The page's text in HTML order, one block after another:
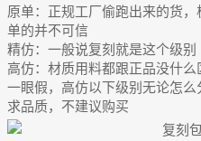
原单：正规工厂偷跑出来的货
单的并不可信
精仿：一般说复刻就是这个级别
高仿：材质用料都跟正品没什
一眼假，高仿以下级别无论怎
求品质，不建议购买